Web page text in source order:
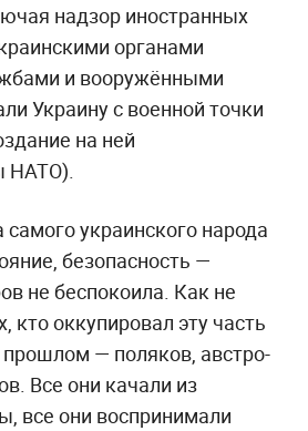
надзор иностранных
органами
и вооружёнными
Украину с военной точки
на ней
НАТО).
украинского народа
безопасность —
не беспокоила. Как не
кто оккупировал эту часть
прошлом — поляков, австро-
Все они качали из
все они воспринимали